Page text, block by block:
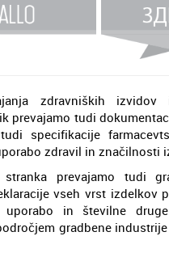
zdravniških
prevajamo tudi
specifikacije
zdravil in značilnosti
prevajamo tudi
vseh vrst izdelkov
uporabo in številne
gradbene